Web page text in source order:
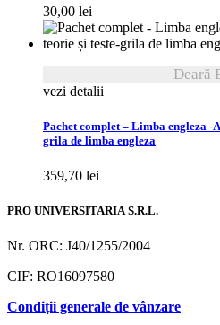
30,00 lei
Deară
vezi detalii
Pachet complet – Limba engleza -
grila de limba engleza
359,70 lei
PRO UNIVERSITARIA S.R.L.
Nr. ORC: J40/1255/2004
CIF: RO16097580
Condiții generale de vânzare